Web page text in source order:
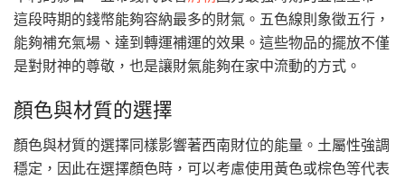
這段時期的錢幣能夠容納最多的財氣。五色線則象徵五行，
能夠補充氣場、達到轉運補運的效果。這些物品的擺放不僅
是對財神的尊敬，也是讓財氣能夠在家中流動的方式。
顏色與材質的選擇
顏色與材質的選擇同樣影響著西南財位的能量。土屬性強調
穩定，因此在選擇顏色時，可以考慮使用黃色或棕色等代表